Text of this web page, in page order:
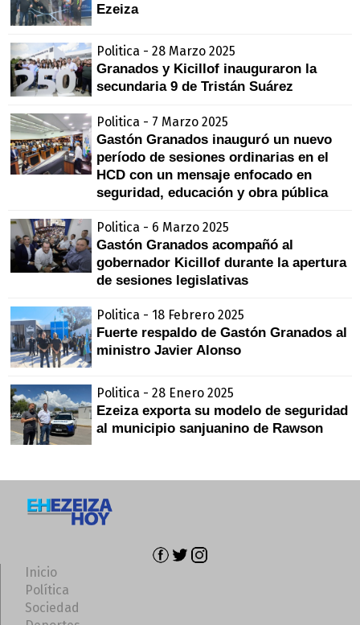
Ezeiza
Politica - 28 Marzo 2025
Granados y Kicillof inauguraron la
secundaria 9 de Tristán Suárez
Politica - 7 Marzo 2025
Gastón Granados inauguró un nuevo
período de sesiones ordinarias en el
HCD con un mensaje enfocado en
seguridad, educación y obra pública
Politica - 6 Marzo 2025
Gastón Granados acompañó al
gobernador Kicillof durante la apertura
de sesiones legislativas
Politica - 18 Febrero 2025
Fuerte respaldo de Gastón Granados al
ministro Javier Alonso
Politica - 28 Enero 2025
Ezeiza exporta su modelo de seguridad
al municipio sanjuanino de Rawson
Inicio
Política
Sociedad